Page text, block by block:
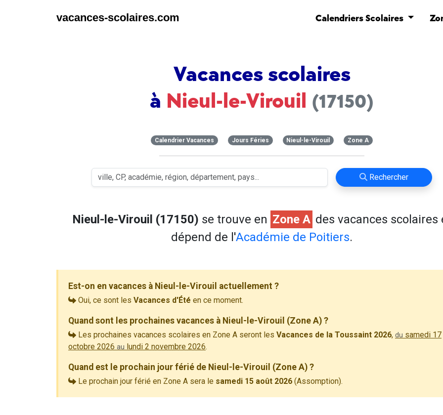
vacances-scolaires.com Calendriers Scolaires
Vacances scolaires
à Nieul-le-Virouil (17150)
Calendrier Vacances Jours Féries Nieul-le-Virouil Zone A
Rechercher
Nieul-le-Virouil (17150) se trouve en Zone A des vacances scolaires
dépend de l'Académie de Poitiers.
Est-on en vacances à Nieul-le-Virouil actuellement ?
Oui, ce sont les Vacances d'Été en ce moment.
Quand sont les prochaines vacances à Nieul-le-Virouil (Zone A) ?
Les prochaines vacances scolaires en Zone A seront les Vacances de la Toussaint 2026, du samedi 17
octobre 2026 au lundi 2 novembre 2026.
Quand est le prochain jour férié de Nieul-le-Virouil (Zone A) ?
Le prochain jour férié en Zone A sera le samedi 15 août 2026 (Assomption).